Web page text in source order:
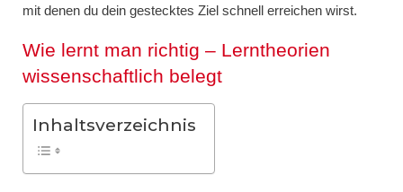
mit denen du dein gestecktes Ziel schnell erreichen wirst.
Wie lernt man richtig – Lerntheorien
wissenschaftlich belegt
Inhaltsverzeichnis